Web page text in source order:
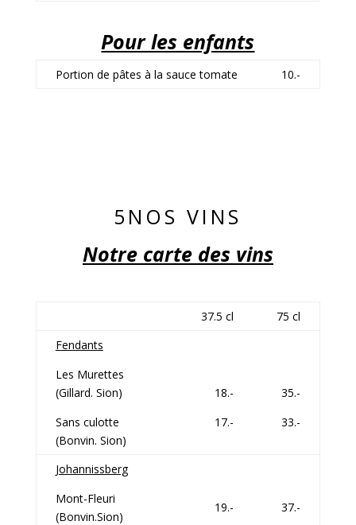
Pour les enfants
Portion de pâtes à la sauce tomate 10.-
5NOS VINS
Notre carte des vins
37.5 cl
75 cl
Fendants
Les Murettes
(Gillard. Sion)
Sans culotte
(Bonvin. Sion)
18.-
17.-
35.-
33.-
Johannissberg
Mont-Fleuri
(Bonvin.Sion)
19.- 37.-